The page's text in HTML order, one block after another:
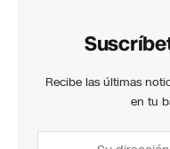
Recibe las últimas
en tu